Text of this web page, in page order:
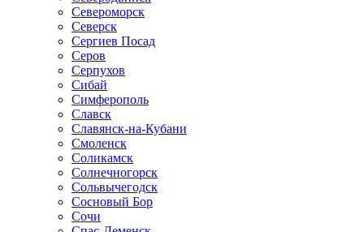
Североморск
Северск
Сергиев Посад
Серов
Серпухов
Сибай
Симферополь
Славск
Славянск-на-Кубани
Смоленск
Соликамск
Солнечногорск
Сольвычегодск
Сосновый Бор
Сочи